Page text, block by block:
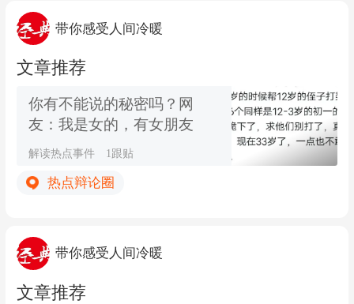
带你感受人间冷暖
文章推荐
你有不能说的秘密吗？网
友：我是女的，有女朋友
解读热点事件 1跟贴
热点辩论圈
带你感受人间冷暖
文章推荐